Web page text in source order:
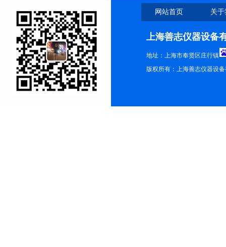
网站首页 关
上海善志仪器设备
地址：上海市奉贤区庄行镇
版权所有：上海善志仪器设